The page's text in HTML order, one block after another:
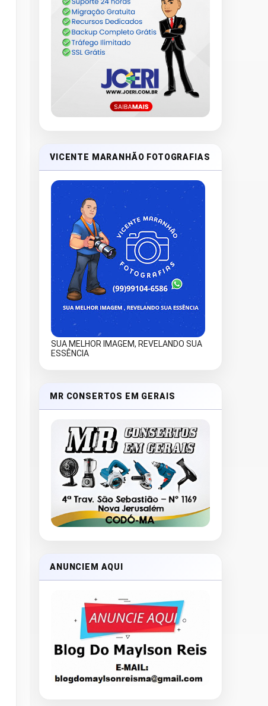
VICENTE MARANHÃO FOTOGRAFIAS
SUA MELHOR IMAGEM, REVELANDO SUA
ESSÊNCIA
MR CONSERTOS EM GERAIS
ANUNCIEM AQUI